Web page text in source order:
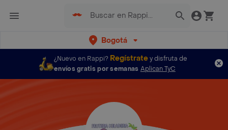
Bogotá
¿Nuevo en Rappi? Regístratey disfruta de
envíos gratis por semanas Aplican TyC